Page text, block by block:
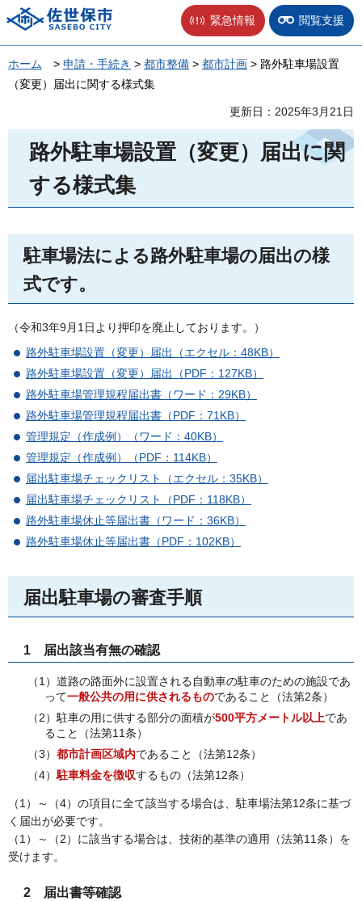
佐世保市 緊急情報 閲覧支援
ホーム > 申請・手続き > 都市整備 > 都市計画 > 路外駐車場設置
（変更）届出に関する様式集
更新日：2025年3月21日
路外駐車場設置（変更）届出に関
する様式集
駐車場法による路外駐車場の届出の様
式です。
（令和3年9月1日より押印を廃止しております。）
路外駐車場設置（変更）届出（エクセル：48KB）
路外駐車場設置（変更）届出（PDF：127KB）
路外駐車場管理規程届出書（ワード：29KB）
路外駐車場管理規程届出書（PDF：71KB）
管理規定（作成例）（ワード：40KB）
管理規定（作成例）（PDF：114KB）
届出駐車場チェックリスト（エクセル：35KB）
届出駐車場チェックリスト（PDF：118KB）
路外駐車場休止等届出書（ワード：36KB）
路外駐車場休止等届出書（PDF：102KB）
届出駐車場の審査手順
1 届出該当有無の確認
（1）道路の路面外に設置される自動車の駐車のための施設であ
って一般公共の用に供されるものであること（法第2条）
（2）駐車の用に供する部分の面積が500平方メートル以上であ
ること（法第11条）
（3） 都市計画区域内であること（法第12条）
（4）駐車料金を徴収するもの（法第12条）
（1）～（4）の項目に全て該当する場合は、駐車場法第12条に基づ
く届出が必要です。
（1）～（2）に該当する場合は、技術的基準の適用（法第11条）を
受けます。
2 届出書等確認